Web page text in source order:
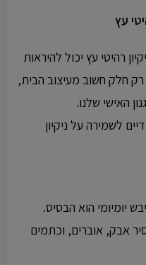
עץ
רהיטי עץ יכול להיראות
חלק חשוב מעיצוב הבית,
האישי שלנו.
לשמירה על ניקיון
יומיומי הוא הבסיס.
אבק, אוברים, וכתמים